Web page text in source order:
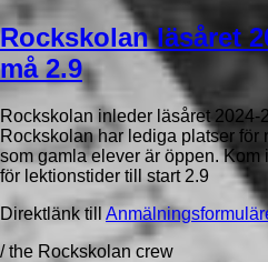
Rockskolan läsåret
må 2.9
Rockskolan inleder läsåret 2024-
Rockskolan har lediga platser för
som gamla elever är öppen. Kom
för lektionstider till start 2.9
Direktlänk till
/ the Rockskolan crew